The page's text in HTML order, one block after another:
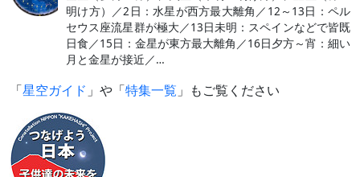
明け方）／2日：水星が西方最大離角／12～13日：ペル
セウス座流星群が極大／13日未明：スペインなどで皆既
日食／15日：金星が東方最大離角／16日夕方～宵：細い
月と金星が接近／…
「星空ガイド 」や「特集一覧 」もご覧ください